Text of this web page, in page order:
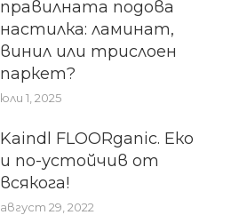
правилната подова
настилка: ламинат,
винил или трислоен
паркет?
юли 1, 2025
Kaindl FLOORganic. Еко
и по-устойчив от
всякога!
август 29, 2022